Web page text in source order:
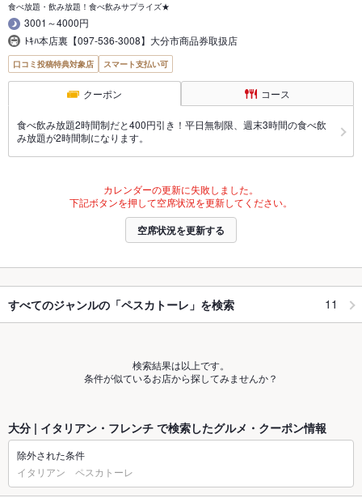
食べ放題・飲み放題！食べ飲みサプライズ★
3001～4000円
ﾄｷﾊ本店裏【097-536-3008】大分市商品券取扱店
口コミ投稿特典対象店 スマート支払い可
クーポン コース
食べ飲み放題2時間制だと400円引き！平日無制限、週末3時間の食べ飲
み放題が2時間制になります。
カレンダーの更新に失敗しました。
下記ボタンを押して空席状況を更新してください。
空席状況を更新する
すべてのジャンルの「ペスカトーレ」を検索 11
検索結果は以上です。
条件が似ているお店から探してみませんか？
大分 | イタリアン・フレンチ で検索したグルメ・クーポン情報
除外された条件
イタリアン ペスカトーレ